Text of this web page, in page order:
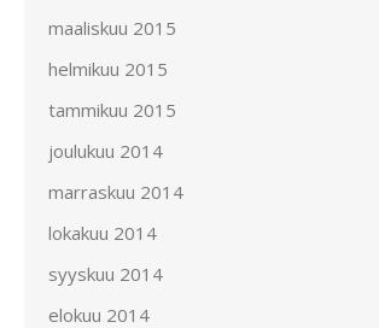
maaliskuu 2015
helmikuu 2015
tammikuu 2015
joulukuu 2014
marraskuu 2014
lokakuu 2014
syyskuu 2014
elokuu 2014